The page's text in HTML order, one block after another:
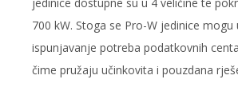
700 kW. Stoga se Pro-W jedinice
ispunjavanje potreba podatkovnih
čime pružaju učinkovita i pouzdana